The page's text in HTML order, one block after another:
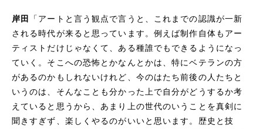
岸田 「アートと言う観点で言うと、これまでの認識が一新
される時代が来ると思っています。例えば制作自体もアー
ティストだけじゃなくて、ある種誰でもできるようになっ
ていく。そこへの恐怖とかなんとかは、特にベテランの方
があるのかもしれないけれど、今のはたち前後の人たちと
いうのは、そんなことも分かった上で自分がどうするか考
えていると思うから、あまり上の世代のいうことを真剣に
聞きすぎず、楽しくやるのがいいと思います。歴史と技